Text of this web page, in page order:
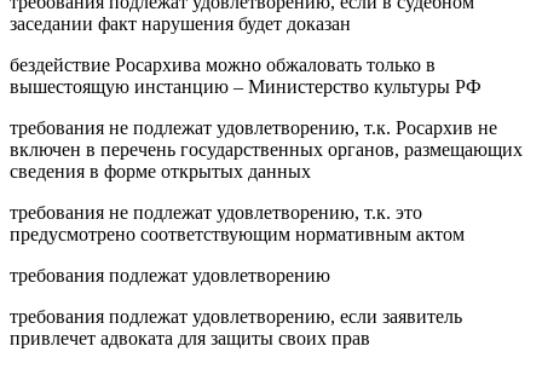
заседании факт нарушения будет доказан
бездействие Росархива можно обжаловать только в
вышестоящую инстанцию – Министерство культуры РФ
требования не подлежат удовлетворению, т.к. Росархив не
включен в перечень государственных органов, размещающих
сведения в форме открытых данных
требования не подлежат удовлетворению, т.к. это
предусмотрено соответствующим нормативным актом
требования подлежат удовлетворению
требования подлежат удовлетворению, если заявитель
привлечет адвоката для защиты своих прав